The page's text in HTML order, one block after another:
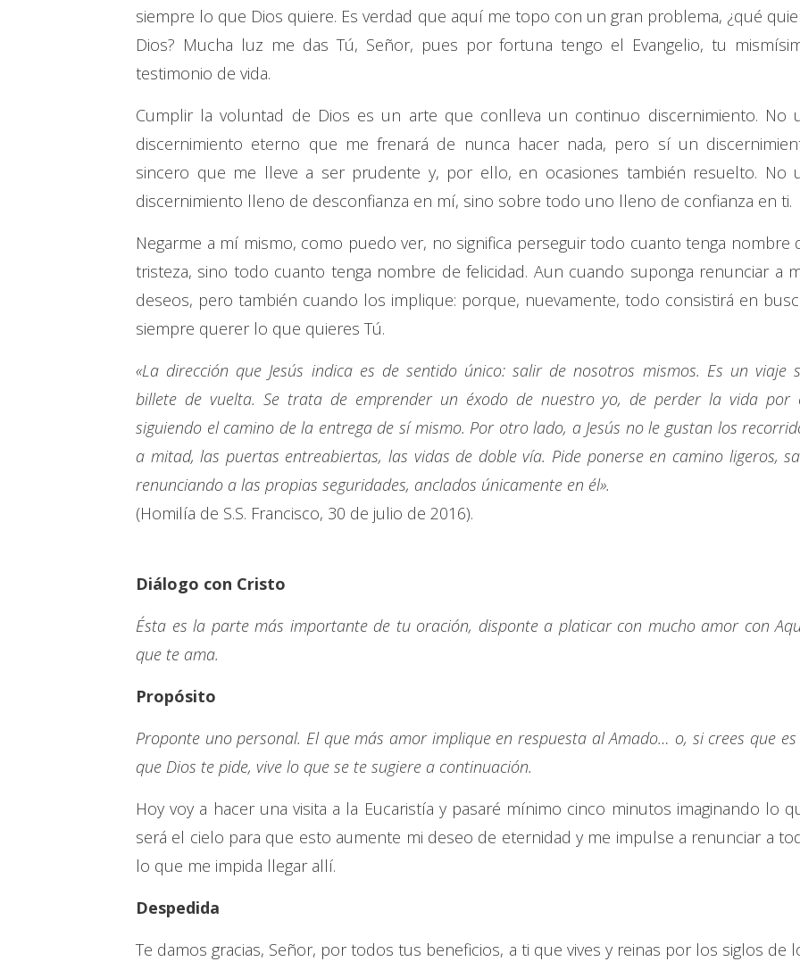
siempre lo que Dios quiere. Es verdad que aquí me topo con un gran problema, ¿qué
Dios? Mucha luz me das Tú, Señor, pues por fortuna tengo el Evangelio, tu
testimonio de vida.
Cumplir la voluntad de Dios es un arte que conlleva un continuo discernimiento. No
discernimiento eterno que me frenará de nunca hacer nada, pero sí un
sincero que me lleve a ser prudente y, por ello, en ocasiones también resuelto. No
discernimiento lleno de desconfianza en mí, sino sobre todo uno lleno de confianza en ti.
Negarme a mí mismo, como puedo ver, no significa perseguir todo cuanto tenga nombre
tristeza, sino todo cuanto tenga nombre de felicidad. Aun cuando suponga renunciar a
deseos, pero también cuando los implique: porque, nuevamente, todo consistirá en
siempre querer lo que quieres Tú.
«La dirección que Jesús indica es de sentido único: salir de nosotros mismos. Es un viaje
billete de vuelta. Se trata de emprender un éxodo de nuestro yo, de perder la vida por
siguiendo el camino de la entrega de sí mismo. Por otro lado, a Jesús no le gustan los
a mitad, las puertas entreabiertas, las vidas de doble vía. Pide ponerse en camino ligeros,
renunciando a las propias seguridades, anclados únicamente en él».
(Homilía de S.S. Francisco, 30 de julio de 2016).
Diálogo con Cristo
Ésta es la parte más importante de tu oración, disponte a platicar con mucho amor con
que te ama.
Propósito
Proponte uno personal. El que más amor implique en respuesta al Amado… o, si crees que
que Dios te pide, vive lo que se te sugiere a continuación.
Hoy voy a hacer una visita a la Eucaristía y pasaré mínimo cinco minutos imaginando lo
será el cielo para que esto aumente mi deseo de eternidad y me impulse a renunciar a
lo que me impida llegar allí.
Despedida
Te damos gracias, Señor, por todos tus beneficios, a ti que vives y reinas por los siglos de